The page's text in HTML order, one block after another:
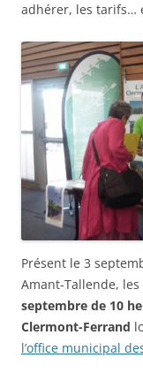
adhérer, les tarifs…
Présent le 3
Amant-Tallende,
septembre de 10
Clermont-Ferrand
l’office municipal